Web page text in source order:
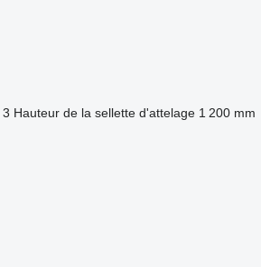
3 Hauteur de la sellette d'attelage 1 200 mm